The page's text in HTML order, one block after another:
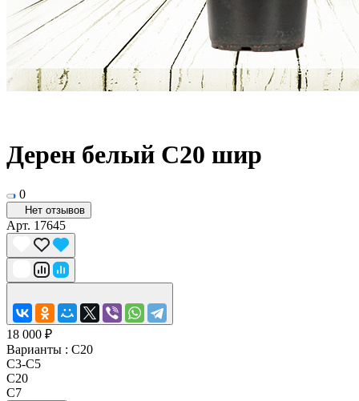
Дерен белый С20 шир
0
Нет отзывов
Арт. 17645
18 000 ₽
Варианты : C20
С3-С5
C20
С7